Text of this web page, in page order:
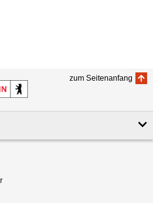
zum Seitenanfang